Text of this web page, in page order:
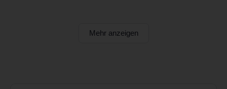
Mehr anzeigen